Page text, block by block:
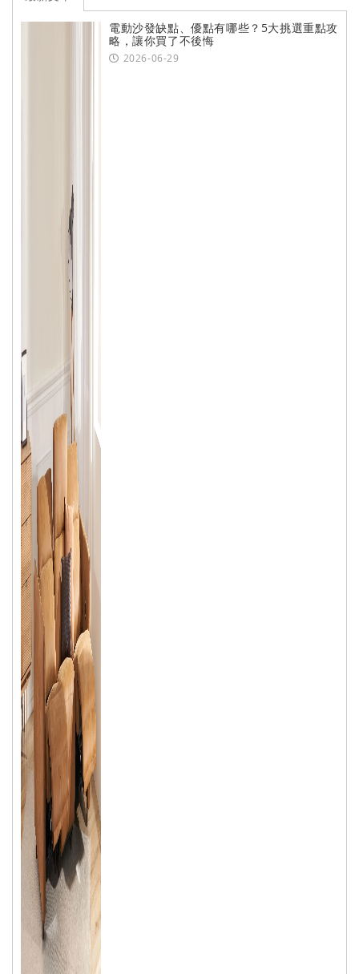
電動沙發缺點、優點有哪些？5大挑選重點攻
略，讓你買了不後悔
2026-06-29